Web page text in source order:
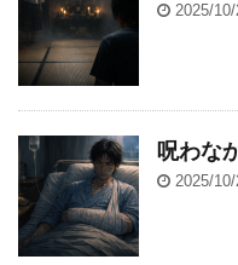
2025/
呪わな
2025/